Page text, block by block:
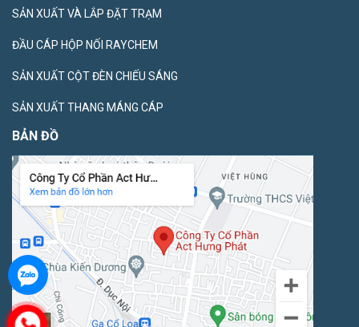
SẢN XUẤT VÀ LẮP ĐẶT TRẠM
ĐẦU CÁP HỘP NỐI RAYCHEM
SẢN XUẤT CỘT ĐÈN CHIẾU SÁNG
SẢN XUẤT THANG MÁNG CÁP
BẢN ĐỒ